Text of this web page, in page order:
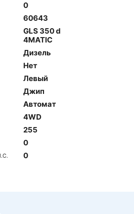
0
60643
GLS 350 d
4MATIC
Дизель
Нет
Левый
Джип
Автомат
4WD
255
0
0